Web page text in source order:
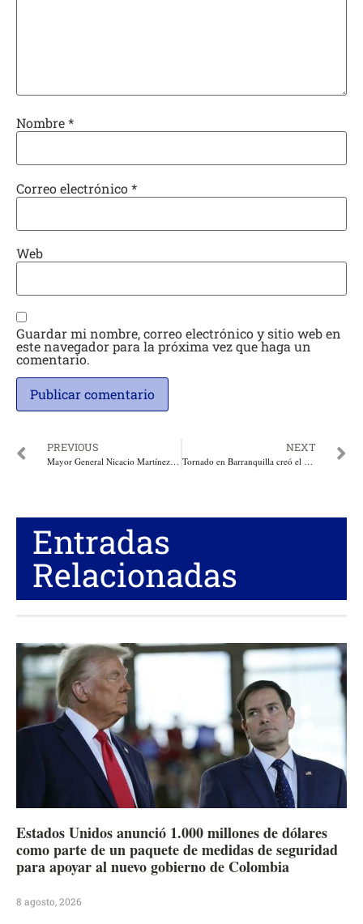
Nombre*
Correo electrónico*
Web
Guardar mi nombre, correo electrónico y sitio web en
este navegador para la próxima vez que haga un
comentario.
PREVIOUS
Mayor General Nicacio Martínez venció con su ascenso la GUERRA emprendida contra el Ejército de Colombia
NEXT
Tornado en Barranquilla creó el pánico en el barrio El Bosque y Las Malvinas
Entradas
Relacionadas
Estados Unidos anunció 1.000 millones de dólares
como parte de un paquete de medidas de seguridad
para apoyar al nuevo gobierno de Colombia
8 agosto, 2026